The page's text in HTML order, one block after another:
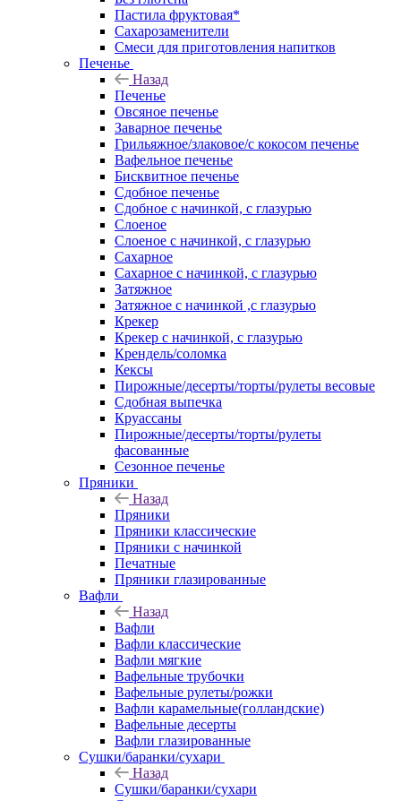
Пастила фруктовая*
Сахарозаменители
Смеси для приготовления напитков
Печенье
Назад
Печенье
Овсяное печенье
Заварное печенье
Грильяжное/злаковое/с кокосом печенье
Вафельное печенье
Бисквитное печенье
Сдобное печенье
Сдобное с начинкой, с глазурью
Слоеное
Слоеное с начинкой, с глазурью
Сахарное
Сахарное с начинкой, с глазурью
Затяжное
Затяжное с начинкой ,с глазурью
Крекер
Крекер с начинкой, с глазурью
Крендель/соломка
Кексы
Пирожные/десерты/торты/рулеты весовые
Сдобная выпечка
Круассаны
Пирожные/десерты/торты/рулеты
фасованные
Сезонное печенье
Пряники
Назад
Пряники
Пряники классические
Пряники с начинкой
Печатные
Пряники глазированные
Вафли
Назад
Вафли
Вафли классические
Вафли мягкие
Вафельные трубочки
Вафельные рулеты/рожки
Вафли карамельные(голландские)
Вафельные десерты
Вафли глазированные
Сушки/баранки/сухари
Назад
Сушки/баранки/сухари